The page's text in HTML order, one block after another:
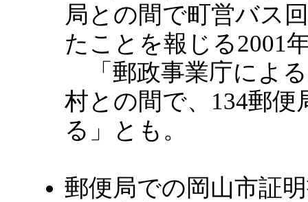
局との間で町営バス
たことを報じる2001
「郵政事業庁による
村との間で、134郵
る」とも。
郵便局での岡山市証